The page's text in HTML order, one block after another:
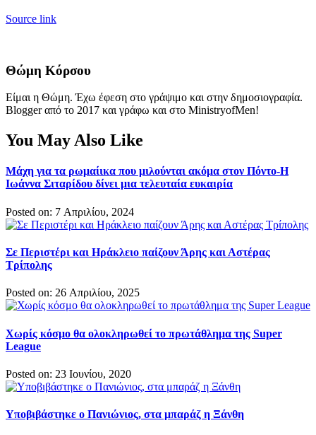
Source link
Θώμη Κόρσου
Είμαι η Θώμη. Έχω έφεση στο γράψιμο και στην δημοσιογραφία.
Blogger από το 2017 και γράφω και στο MinistryofMen!
You May Also Like
Μάχη για τα ρωμαίικα που μιλούνται ακόμα στον Πόντο-Η
Ιωάννα Σιταρίδου δίνει μια τελευταία ευκαιρία
Posted on: 7 Απριλίου, 2024
Σε Περιστέρι και Ηράκλειο παίζουν Άρης και Αστέρας
Τρίπολης
Posted on: 26 Απριλίου, 2025
Χωρίς κόσμο θα ολοκληρωθεί το πρωτάθλημα της Super
League
Posted on: 23 Ιουνίου, 2020
Υποβιβάστηκε ο Πανιώνιος, στα μπαράζ η Ξάνθη